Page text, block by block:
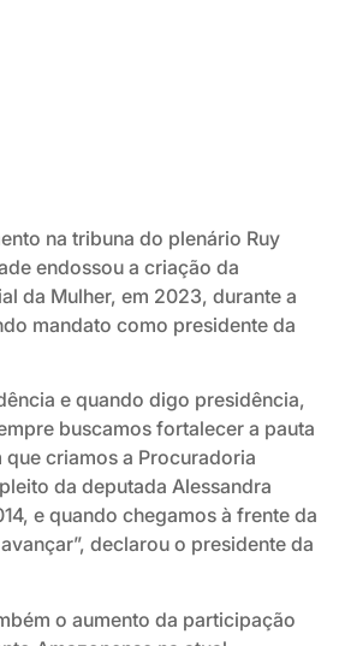
na tribuna do plenário Ruy
endossou a criação da
da Mulher, em 2023, durante a
mandato como presidente da
e quando digo presidência,
buscamos fortalecer a pauta
que criamos a Procuradoria
da deputada Alessandra
e quando chegamos à frente da
declarou o presidente da
o aumento da participação